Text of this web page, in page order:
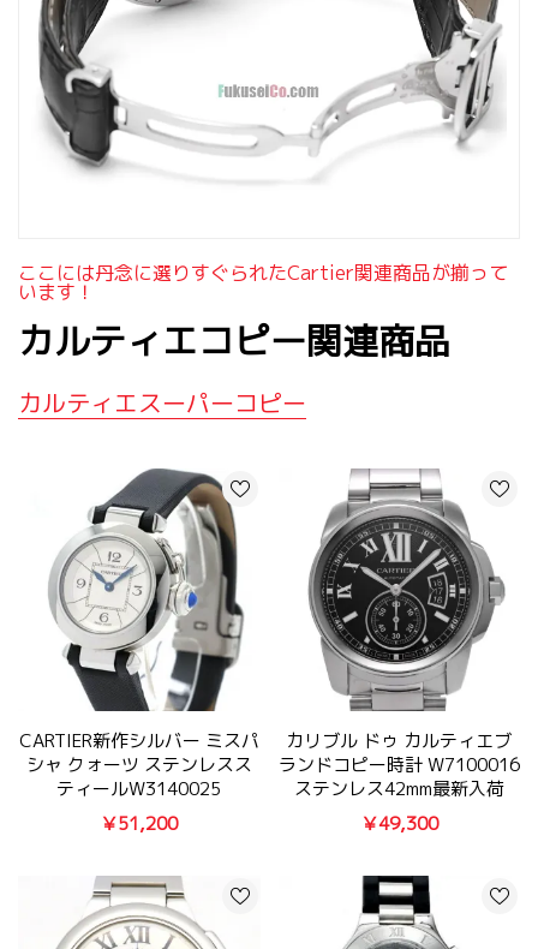
ここには丹念に選りすぐられたcartier関連商品が揃って
います！
カルティエコピー関連商品
カルティエスーパーコピー
CARTIER新作シルバー ミスパ
シャ クォーツ ステンレスス
ティールW3140025
￥51,200
カリブル ドゥ カルティエブ
ランドコピー時計 W7100016
ステンレス42mm最新入荷
￥49,300